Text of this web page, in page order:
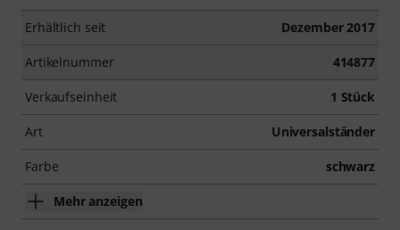
Erhältlich seit Dezember 2017
Artikelnummer 414877
Verkaufseinheit 1 Stück
Art Universalständer
Farbe schwarz
Mehr anzeigen